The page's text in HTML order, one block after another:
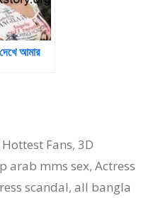
আমার
Fans,3D
arab mms sex, Actress
scandal, all bangla